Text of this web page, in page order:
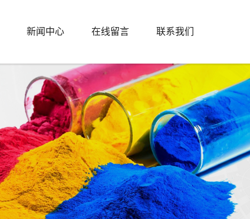
新闻中心
公司新闻
行业新闻
技术知识
在线留言 联系我们